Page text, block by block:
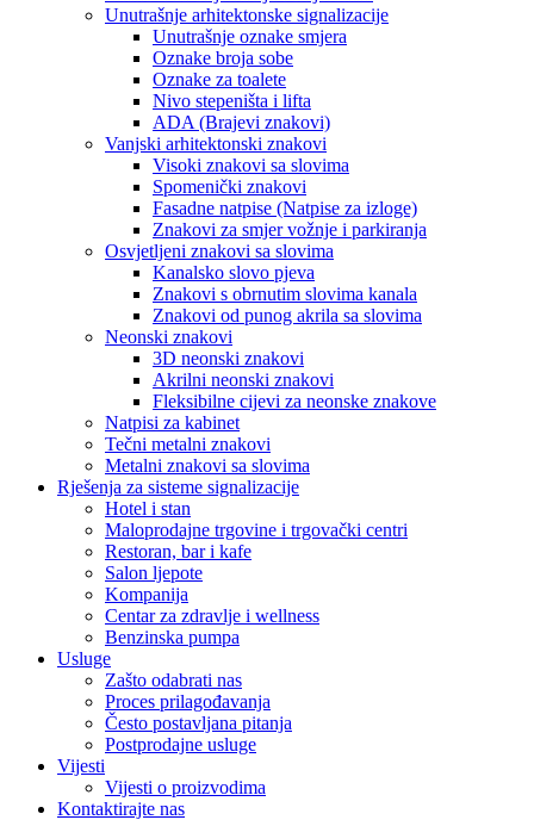
Unutrašnje arhitektonske signalizacije
Unutrašnje oznake smjera
Oznake broja sobe
Oznake za toalete
Nivo stepeništa i lifta
ADA (Brajevi znakovi)
Vanjski arhitektonski znakovi
Visoki znakovi sa slovima
Spomenički znakovi
Fasadne natpise (Natpise za izloge)
Znakovi za smjer vožnje i parkiranja
Osvjetljeni znakovi sa slovima
Kanalsko slovo pjeva
Znakovi s obrnutim slovima kanala
Znakovi od punog akrila sa slovima
Neonski znakovi
3D neonski znakovi
Akrilni neonski znakovi
Fleksibilne cijevi za neonske znakove
Natpisi za kabinet
Tečni metalni znakovi
Metalni znakovi sa slovima
Rješenja za sisteme signalizacije
Hotel i stan
Maloprodajne trgovine i trgovački centri
Restoran, bar i kafe
Salon ljepote
Kompanija
Centar za zdravlje i wellness
Benzinska pumpa
Usluge
Zašto odabrati nas
Proces prilagođavanja
Često postavljana pitanja
Postprodajne usluge
Vijesti
Vijesti o proizvodima
Kontaktirajte nas